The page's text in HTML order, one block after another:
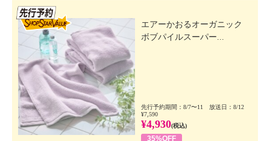
エアーかおるオーガニック
ボブパイルスーパー...
先行予約期間：8/7〜11 放送日：8/12
¥7,590
¥4,930(税込)
35%OFF